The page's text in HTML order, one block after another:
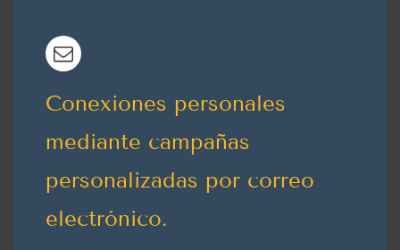
Conexiones personales
mediante campañas
personalizadas por correo
electrónico.